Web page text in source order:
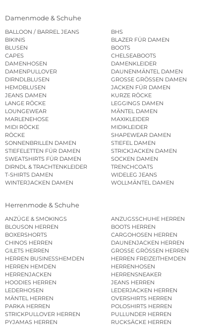
Damenmode & Schuhe
BALLOON / BARREL JEANS
BHS
BIKINIS
BLAZER FÜR DAMEN
BLUSEN
BOOTS
CAPES
CHELSEABOOTS
DAMENHOSEN
DAMENKLEIDER
DAMENPULLOVER
DAUNENMÄNTEL DAMEN
DIRNDLBLUSEN
GROSSE GRÖSSEN DAMEN
HEMDBLUSEN
JACKEN FÜR DAMEN
JEANS DAMEN
KURZE RÖCKE
LANGE RÖCKE
LEGGINGS DAMEN
LOUNGEWEAR
MÄNTEL DAMEN
MARLENEHOSE
MAXIKLEIDER
MIDI RÖCKE
MIDIKLEIDER
RÖCKE
SHAPEWEAR DAMEN
SONNENBRILLEN DAMEN
STIEFEL DAMEN
STIEFELETTEN FÜR DAMEN
STRICKJACKEN DAMEN
SWEATSHIRTS FÜR DAMEN
SOCKEN DAMEN
DIRNDL & TRACHTENKLEIDER
TRENCHCOATS
T-SHIRTS DAMEN
WIDELEG JEANS
WINTERJACKEN DAMEN
WOLLMÄNTEL DAMEN
Herrenmode & Schuhe
ANZÜGE & SMOKINGS
ANZUGSSCHUHE HERREN
BLOUSON HERREN
BOOTS HERREN
BOXERSHORTS
CARGOHOSEN HERREN
CHINOS HERREN
DAUNENJACKEN HERREN
GILETS HERREN
GROSSE GRÖSSEN HERREN
HERREN BUSINESSHEMDEN
HERREN FREIZEITHEMDEN
HERREN HEMDEN
HERRENHOSEN
HERRENJACKEN
HERRENSNEAKER
HOODIES HERREN
JEANS HERREN
LEDERHOSEN
LEDERJACKEN HERREN
MÄNTEL HERREN
OVERSHIRTS HERREN
PARKA HERREN
POLOSHIRTS HERREN
STRICKPULLOVER HERREN
PULLUNDER HERREN
PYJAMAS HERREN
RUCKSÄCKE HERREN